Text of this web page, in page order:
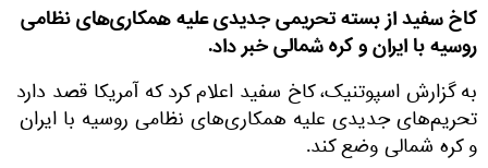
کاخ سفید از بسته تحریمی جدیدی علیه همکاری‌های نظامی
روسیه با ایران و کره شمالی خبر داد.
به گزارش اسپوتنیک، کاخ سفید اعلام کرد که آمریکا قصد دارد
تحریم‌های جدیدی علیه همکاری‌های نظامی روسیه با ایران
و کره شمالی وضع کند.